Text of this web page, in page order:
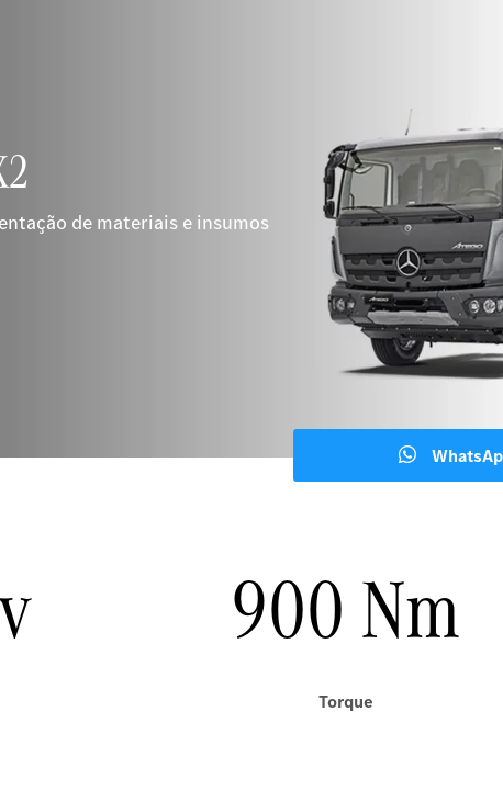
de materiais e insumos
900 Nm
Torque